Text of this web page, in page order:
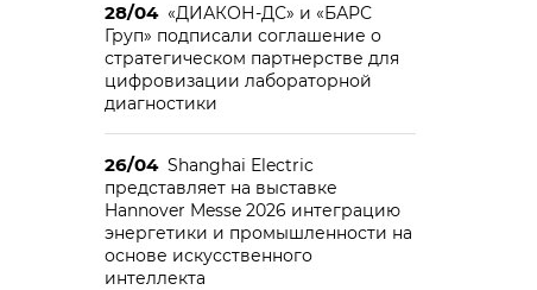
28/04 «ДИАКОН-ДС» и «БАРС
Груп» подписали соглашение о
стратегическом партнерстве для
цифровизации лабораторной
диагностики
26/04 Shanghai Electric
представляет на выставке
Hannover Messe 2026 интеграцию
энергетики и промышленности на
основе искусственного
интеллекта